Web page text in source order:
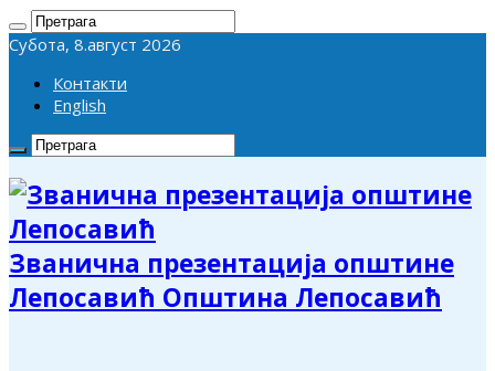
Субота, 8.август 2026
Контакти
English
Званична презентација општине
Лепосавић Општина Лепосавић